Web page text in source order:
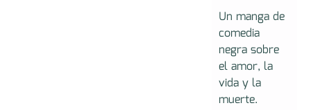
Un manga de
comedia
negra sobre
el amor, la
vida y la
muerte.